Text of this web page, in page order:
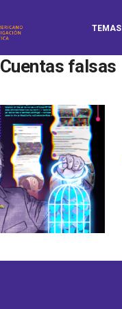
TEMAS
Cuentas falsas